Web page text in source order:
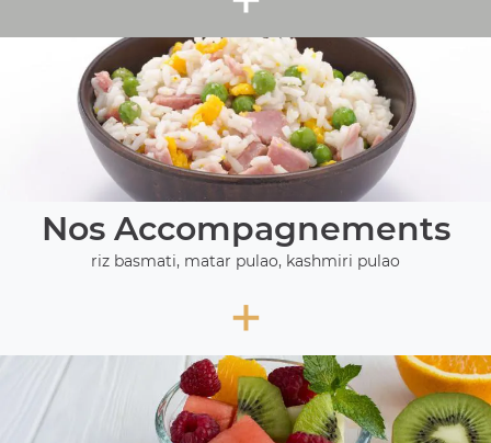
Nos Accompagnements
riz basmati, matar pulao, kashmiri pulao
+